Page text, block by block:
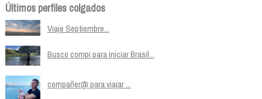
Últimos perfiles colgados
Viaje Septiembre...
Busco compi para iniciar Brasil...
compañer@ para viajar ...